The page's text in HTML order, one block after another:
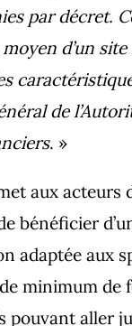
par décret.
d’un
de
. »
aux acteurs
bénéficier
adaptée aux
minimum de
pouvant aller